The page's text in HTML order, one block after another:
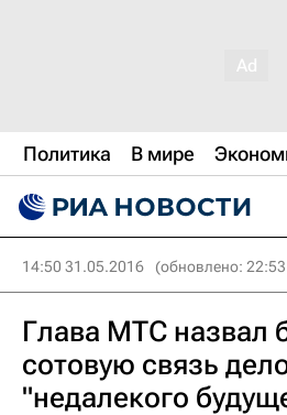
Политика В мире
14:50 31.05.2016 (обновлено:
Глава МТС назвал
сотовую связь
"недалекого